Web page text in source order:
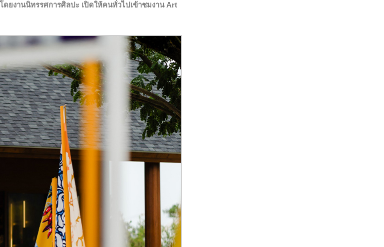
โดยงานนิทรรศการศิลปะ เปิดให้คนทั่วไปเข้าชมงาน Art